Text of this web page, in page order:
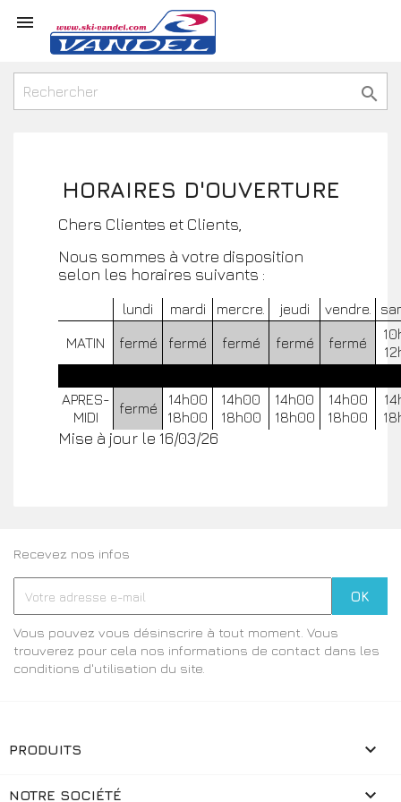


HORAIRES D'OUVERTURE
Chers Clientes et Clients,
Nous sommes à votre disposition
selon les horaires suivants :
lundi mardi mercre. jeudi vendre.
MATIN fermé fermé fermé fermé fermé
APRES-
MIDI
fermé
14h00
18h00
14h00
18h00
14h00
18h00
14h00
18h00
Mise à jour le 16/03/26
Recevez nos infos
Vous pouvez vous désinscrire à tout moment. Vous
trouverez pour cela nos informations de contact dans les
conditions d'utilisation du site.
PRODUITS 
NOTRE SOCIÉTÉ 